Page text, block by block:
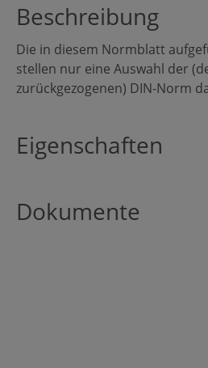
Beschreibung
Die in diesem Normblatt
stellen nur eine Auswahl der
zurückgezogenen) DIN-Norm
Eigenschaften
Dokumente